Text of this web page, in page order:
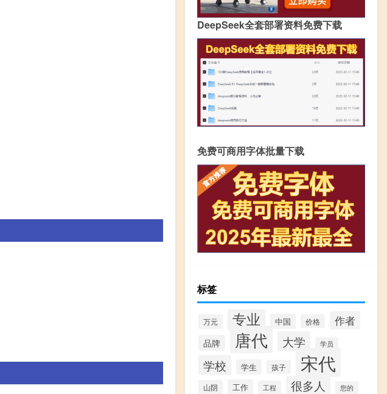
DeepSeek全套部署资料免费下载
免费可商用字体批量下载
标签
万元 专业 中国 价格 作者
品牌 唐代 大学 学员
学校 学生 孩子 宋代
山阴 工作 工程 很多人 您的